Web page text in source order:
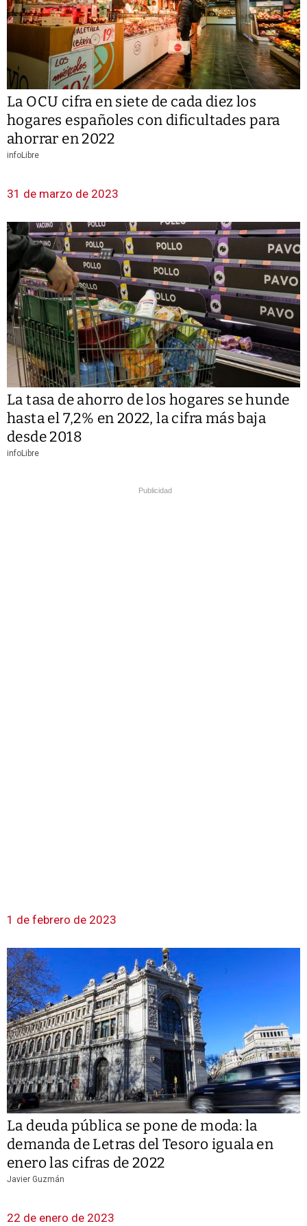
La OCU cifra en siete de cada diez los
hogares españoles con dificultades para
ahorrar en 2022
infoLibre
31 de marzo de 2023
La tasa de ahorro de los hogares se hunde
hasta el 7,2% en 2022, la cifra más baja
desde 2018
infoLibre
Publicidad
1 de febrero de 2023
La deuda pública se pone de moda: la
demanda de Letras del Tesoro iguala en
enero las cifras de 2022
Javier Guzmán
22 de enero de 2023